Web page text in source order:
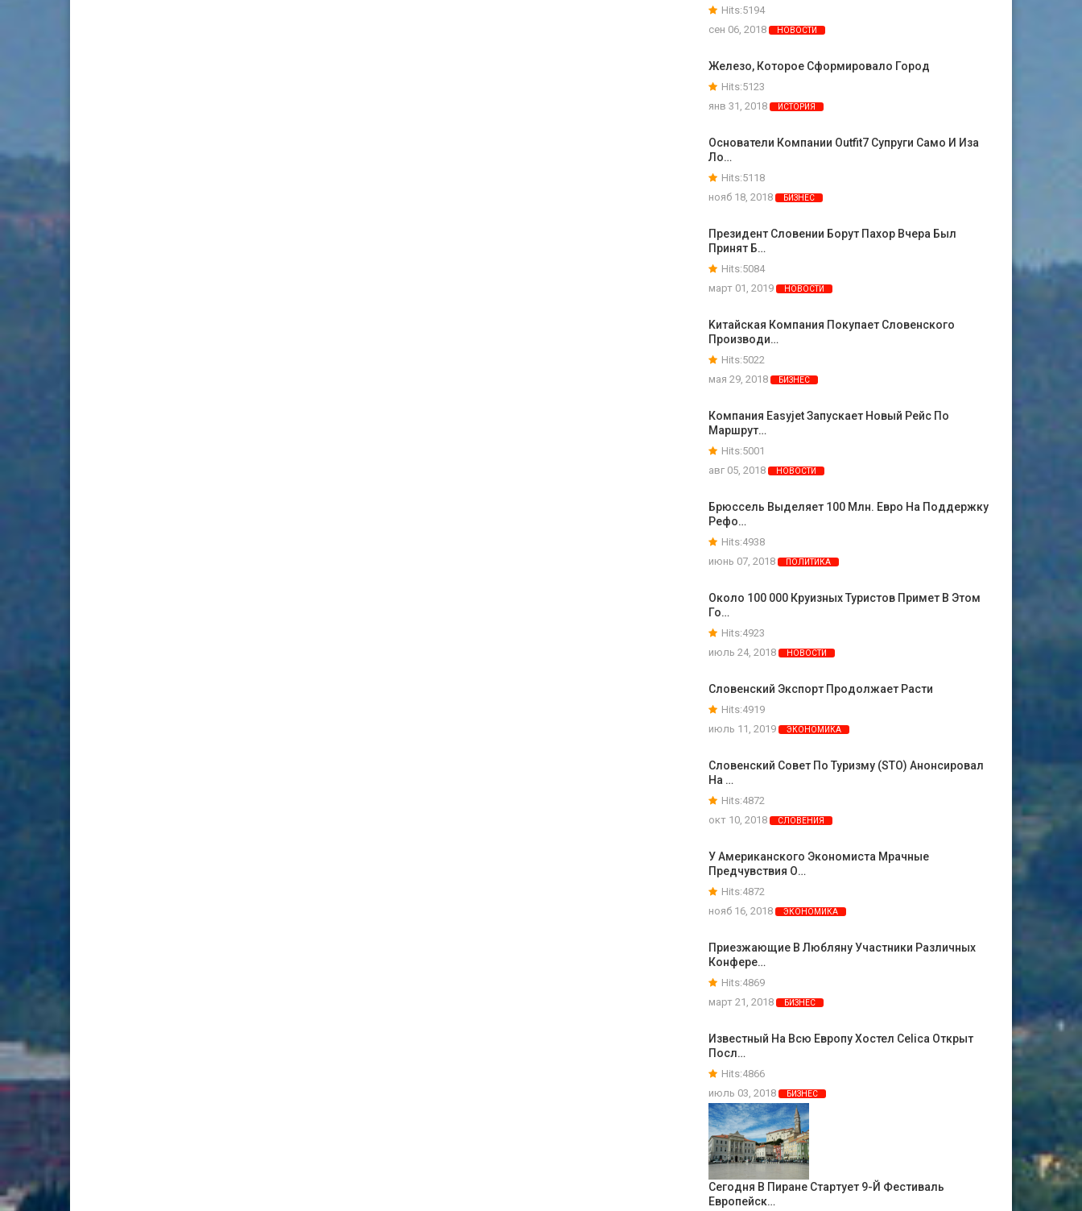
Hits:5194
сен 06, 2018
НОВОСТИ
Железо, Которое Сформировало Город
Hits:5123
янв 31, 2018
ИСТОРИЯ
Основатели Компании Outfit7 Супруги Само И Иза
Ло…
Hits:5118
нояб 18, 2018
БИЗНЕС
Президент Словении Борут Пахор Вчера Был
Принят Б…
Hits:5084
март 01, 2019
НОВОСТИ
Kитайская Компания Покупает Словенского
Производи…
Hits:5022
мая 29, 2018
БИЗНЕС
Компания Easyjet Запускает Новый Рейс По
Маршрут…
Hits:5001
авг 05, 2018
НОВОСТИ
Брюссель Выделяет 100 Млн. Евро На Поддержку
Рефо…
Hits:4938
июнь 07, 2018
ПОЛИТИКА
Около 100 000 Круизных Туристов Примет В Этом
Го…
Hits:4923
июль 24, 2018
НОВОСТИ
Словенский Экспорт Продолжает Расти
Hits:4919
июль 11, 2019
ЭКОНОМИКА
Словенский Совет По Туризму (STO) Анонсировал
На …
Hits:4872
окт 10, 2018
СЛОВЕНИЯ
У Американского Экономиста Мрачные
Предчувствия О…
Hits:4872
нояб 16, 2018
ЭКОНОМИКА
Приезжающие В Любляну Участники Различных
Конфере…
Hits:4869
март 21, 2018
БИЗНЕС
Известный На Всю Европу Хостел Celica Открыт
Посл…
Hits:4866
июль 03, 2018
БИЗНЕС
Сегодня В Пиране Стартует 9-Й Фестиваль
Европейск…